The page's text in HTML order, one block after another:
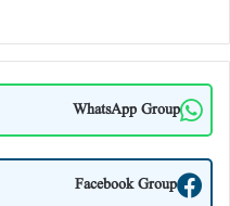
WhatsApp Group
Facebook Group